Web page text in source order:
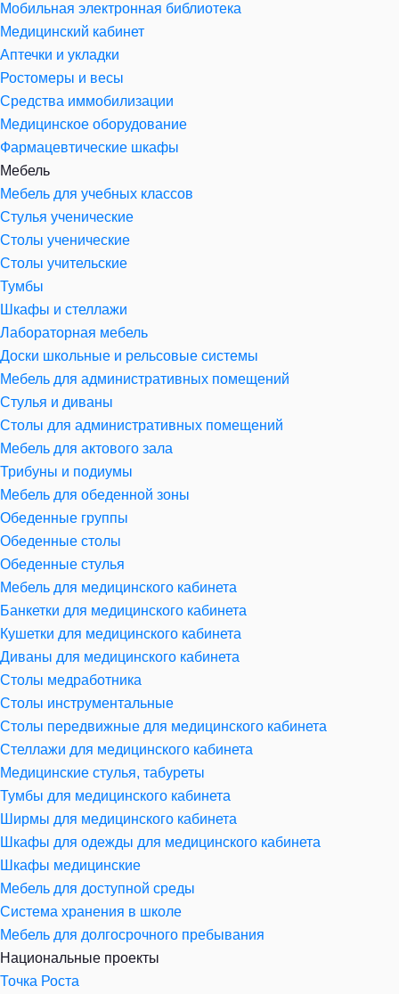
Мобильная электронная библиотека
Медицинский кабинет
Аптечки и укладки
Ростомеры и весы
Средства иммобилизации
Медицинское оборудование
Фармацевтические шкафы
Мебель
Мебель для учебных классов
Стулья ученические
Столы ученические
Столы учительские
Тумбы
Шкафы и стеллажи
Лабораторная мебель
Доски школьные и рельсовые системы
Мебель для административных помещений
Стулья и диваны
Столы для административных помещений
Мебель для актового зала
Трибуны и подиумы
Мебель для обеденной зоны
Обеденные группы
Обеденные столы
Обеденные стулья
Мебель для медицинского кабинета
Банкетки для медицинского кабинета
Кушетки для медицинского кабинета
Диваны для медицинского кабинета
Столы медработника
Столы инструментальные
Столы передвижные для медицинского кабинета
Стеллажи для медицинского кабинета
Медицинские стулья, табуреты
Тумбы для медицинского кабинета
Ширмы для медицинского кабинета
Шкафы для одежды для медицинского кабинета
Шкафы медицинские
Мебель для доступной среды
Система хранения в школе
Мебель для долгосрочного пребывания
Национальные проекты
Точка Роста